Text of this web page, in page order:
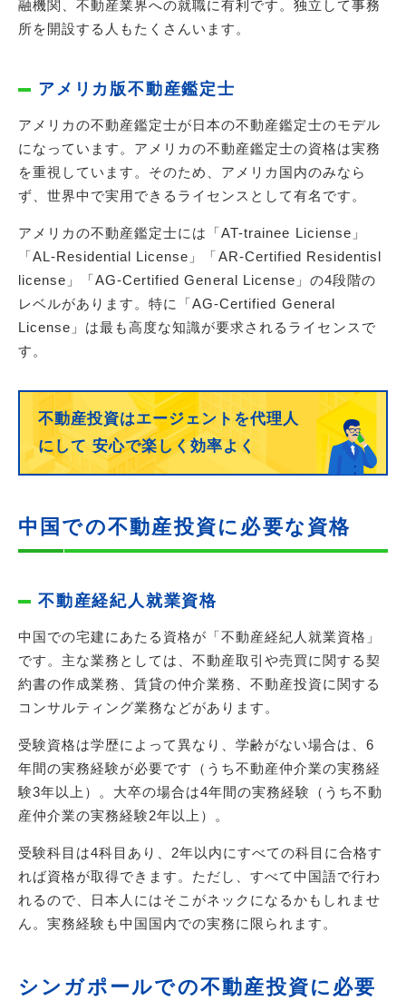
融機関、不動産業界への就職に有利です。独立して事務
所を開設する人もたくさんいます。
アメリカ版不動産鑑定士
アメリカの不動産鑑定士が日本の不動産鑑定士のモデル
になっています。アメリカの不動産鑑定士の資格は実務
を重視しています。そのため、アメリカ国内のみなら
ず、世界中で実用できるライセンスとして有名です。
アメリカの不動産鑑定士には「AT-trainee Liciense」
「AL-Residential License」「AR-Certified Residentisl
license」「AG-Certified General License」の4段階の
レベルがあります。特に「AG-Certified General
License」は最も高度な知識が要求されるライセンスで
す。
不動産投資はエージェントを代理人
にして安心で楽しく効率よく
中国での不動産投資に必要な資格
不動産経紀人就業資格
中国での宅建にあたる資格が「不動産経紀人就業資格」
です。主な業務としては、不動産取引や売買に関する契
約書の作成業務、賃貸の仲介業務、不動産投資に関する
コンサルティング業務などがあります。
受験資格は学歴によって異なり、学齢がない場合は、6
年間の実務経験が必要です（うち不動産仲介業の実務経
験3年以上）。大卒の場合は4年間の実務経験（うち不動
産仲介業の実務経験2年以上）。
受験科目は4科目あり、2年以内にすべての科目に合格す
れば資格が取得できます。ただし、すべて中国語で行わ
れるので、日本人にはそこがネックになるかもしれませ
ん。実務経験も中国国内での実務に限られます。
シンガポールでの不動産投資に必要